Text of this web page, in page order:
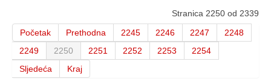
Stranica 2250 od 2339
Početak
Prethodna 2245 2246 2247
2248
2249
2250 2251 2252 2253
2254
Sljedeća
Kraj